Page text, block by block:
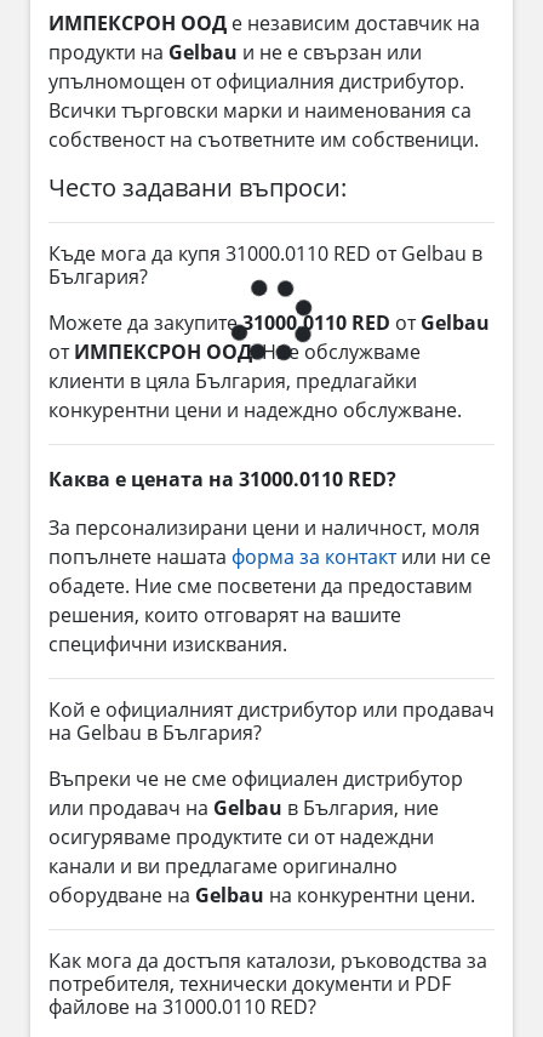
ИМПЕКСРОН ООД е независим доставчик на
продукти на Gelbau и не е свързан или
упълномощен от официалния дистрибутор.
Всички търговски марки и наименования са
собственост на съответните им собственици.
Често задавани въпроси:
Къде мога да купя 31000.0110 RED от Gelbau в
България?
Можете да закупите31000.0110 RED отGelbau
отИМПЕКСРОН ООД. Ние обслужваме
клиенти в цяла България, предлагайки
конкурентни цени и надеждно обслужване.
Каква е цената на 31000.0110 RED?
За персонализирани цени и наличност, моля
попълнете нашата форма за контактили ни се
обадете. Ние сме посветени да предоставим
решения, които отговарят на вашите
специфични изисквания.
Кой е официалният дистрибутор или продавач
на Gelbau в България?
Въпреки че не сме официален дистрибутор
или продавач на Gelbau в България, ние
осигуряваме продуктите си от надеждни
канали и ви предлагаме оригинално
оборудване на Gelbau на конкурентни цени.
Как мога да достъпя каталози, ръководства за
потребителя, технически документи и PDF
файлове на 31000.0110 RED?